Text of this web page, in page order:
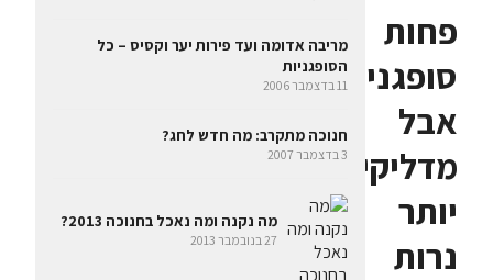
פחות
סופגניות
אבל
מדליקים
יותר
נרות
מריבה אדומה ועד פירות יער וקסיס – כל
הסופגניות
11 בדצמבר 2006
חנוכה מתקרב: מה חדש לחג?
3 בדצמבר 2007
מה נקנה ומה נאכל בחנוכה 2013?
27 בנובמבר 2013